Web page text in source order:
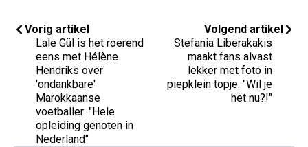
Vorig artikel
Lale Gül is het roerend
eens met Hélène
Hendriks over
'ondankbare'
Marokkaanse
voetballer: "Hele
opleiding genoten in
Nederland"
Volgend artikel
Stefania Liberakakis
maakt fans alvast
lekker met foto in
piepklein topje: "Wil je
het nu?!"